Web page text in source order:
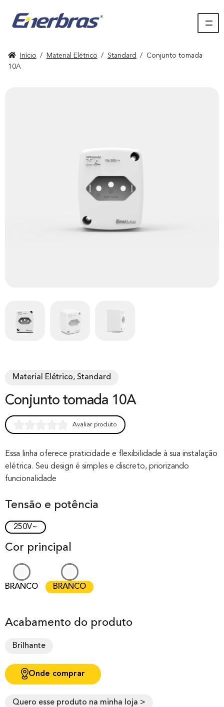
Início / Material Elétrico / Standard /
Conjunto tomada
10A
Material Elétrico, Standard
Conjunto tomada 10A
out of 0
based on
rating
Avaliar produto
Essa linha oferece praticidade e flexibilidade à sua instalação
elétrica. Seu design é simples e discreto, priorizando
funcionalidade
Tensão e potência
250V~
Cor principal
BRANCO BRANCO
Acabamento do produto
Brilhante
Onde comprar
Quero esse produto na minha loja >